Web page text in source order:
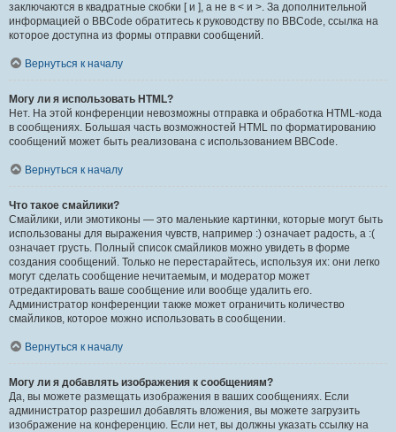
заключаются в квадратные скобки [ и ], а не в < и >. За дополнительной
информацией о BBCode обратитесь к руководству по BBCode, ссылка на
которое доступна из формы отправки сообщений.
Вернуться к началу
Могу ли я использовать HTML?
Нет. На этой конференции невозможны отправка и обработка HTML-кода
в сообщениях. Большая часть возможностей HTML по форматированию
сообщений может быть реализована с использованием BBCode.
Вернуться к началу
Что такое смайлики?
Смайлики, или эмотиконы — это маленькие картинки, которые могут быть
использованы для выражения чувств, например :) означает радость, а :(
означает грусть. Полный список смайликов можно увидеть в форме
создания сообщений. Только не перестарайтесь, используя их: они легко
могут сделать сообщение нечитаемым, и модератор может
отредактировать ваше сообщение или вообще удалить его.
Администратор конференции также может ограничить количество
смайликов, которое можно использовать в сообщении.
Вернуться к началу
Могу ли я добавлять изображения к сообщениям?
Да, вы можете размещать изображения в ваших сообщениях. Если
администратор разрешил добавлять вложения, вы можете загрузить
изображение на конференцию. Если нет, вы должны указать ссылку на